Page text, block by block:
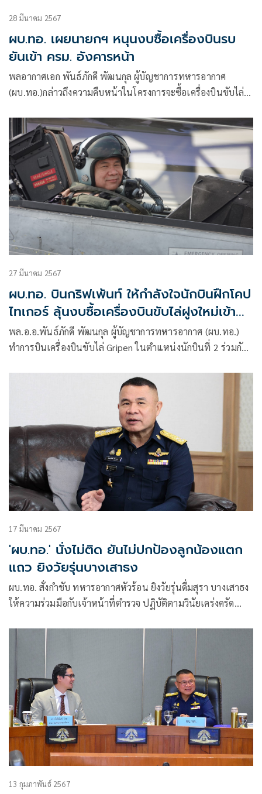
28 มีนาคม 2567
ผบ.ทอ. เผยนายกฯ หนุนงบซื้อเครื่องบินรบ
ยันเข้า ครม. อังคารหน้า
พลอากาศเอก พันธ์ภักดี พัฒนกุล ผู้บัญชาการทหารอากาศ
(ผบ.ทอ.)กล่าวถึงความคืบหน้าในโครงการจะซื้อเครื่องบินขับไล่
ทหารอากาศเป็นประธาน กำลังดำเนินการอยู่โดย และในเดือน
พฤษภาคมนี้จะทำเวิร์คช็อปทั้
27 มีนาคม 2567
ผบ.ทอ. บินกริฟเพ้นท์ ให้กำลังใจนักบินฝึกโคป
ไทเกอร์ ลุ้นงบซื้อเครื่องบินขับไล่ฝูงใหม่เข้า
ครม.
พล.อ.อ.พันธ์ภักดี พัฒนกุล ผู้บัญชาการทหารอากาศ (ผบ.ทอ.)
ทำการบินเครื่องบินขับไล่ Gripen ในตำแหน่งนักบินที่ 2 ร่วมกับ
โปรแกรมการฝึกภาคสนาม ภายใต้รหัสการ
17 มีนาคม 2567
'ผบ.ทอ.' นั่งไม่ติด ยันไม่ปกป้องลูกน้องแตก
แถว ยิงวัยรุ่นบางเสาธง
ผบ.ทอ. สั่งกำชับ ทหารอากาศหัวร้อน ยิงวัยรุ่นดื่มสุรา บางเสาธง
ให้ความร่วมมือกับเจ้าหน้าที่ตำรวจ ปฏิบัติตามวินัยเคร่งครัด
ปกป้อง
13 กุมภาพันธ์ 2567